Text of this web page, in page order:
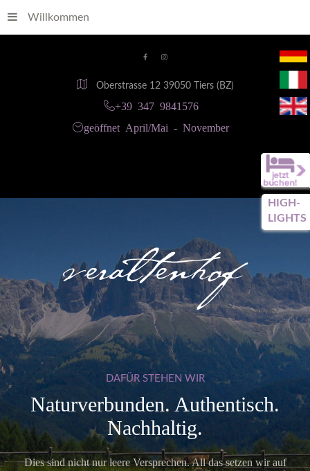
Oberstrasse 12 39050 Tiers (BZ)
+39 347 9841576
geöffnet April/Mai - November
HIGH-
LIGHTS
Willkommen
DAFÜR STEHEN WIR
Naturverbunden. Authentisch.
Nachhaltig.
Dies sind nicht nur leere Versprechen. All das setzen wir auf